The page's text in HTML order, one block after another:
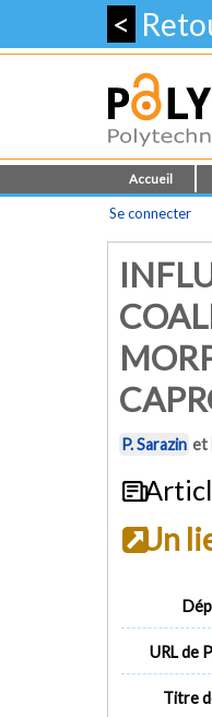
<
Accueil
Se connecter
P. Sarazin et
Un
URL de
Titre